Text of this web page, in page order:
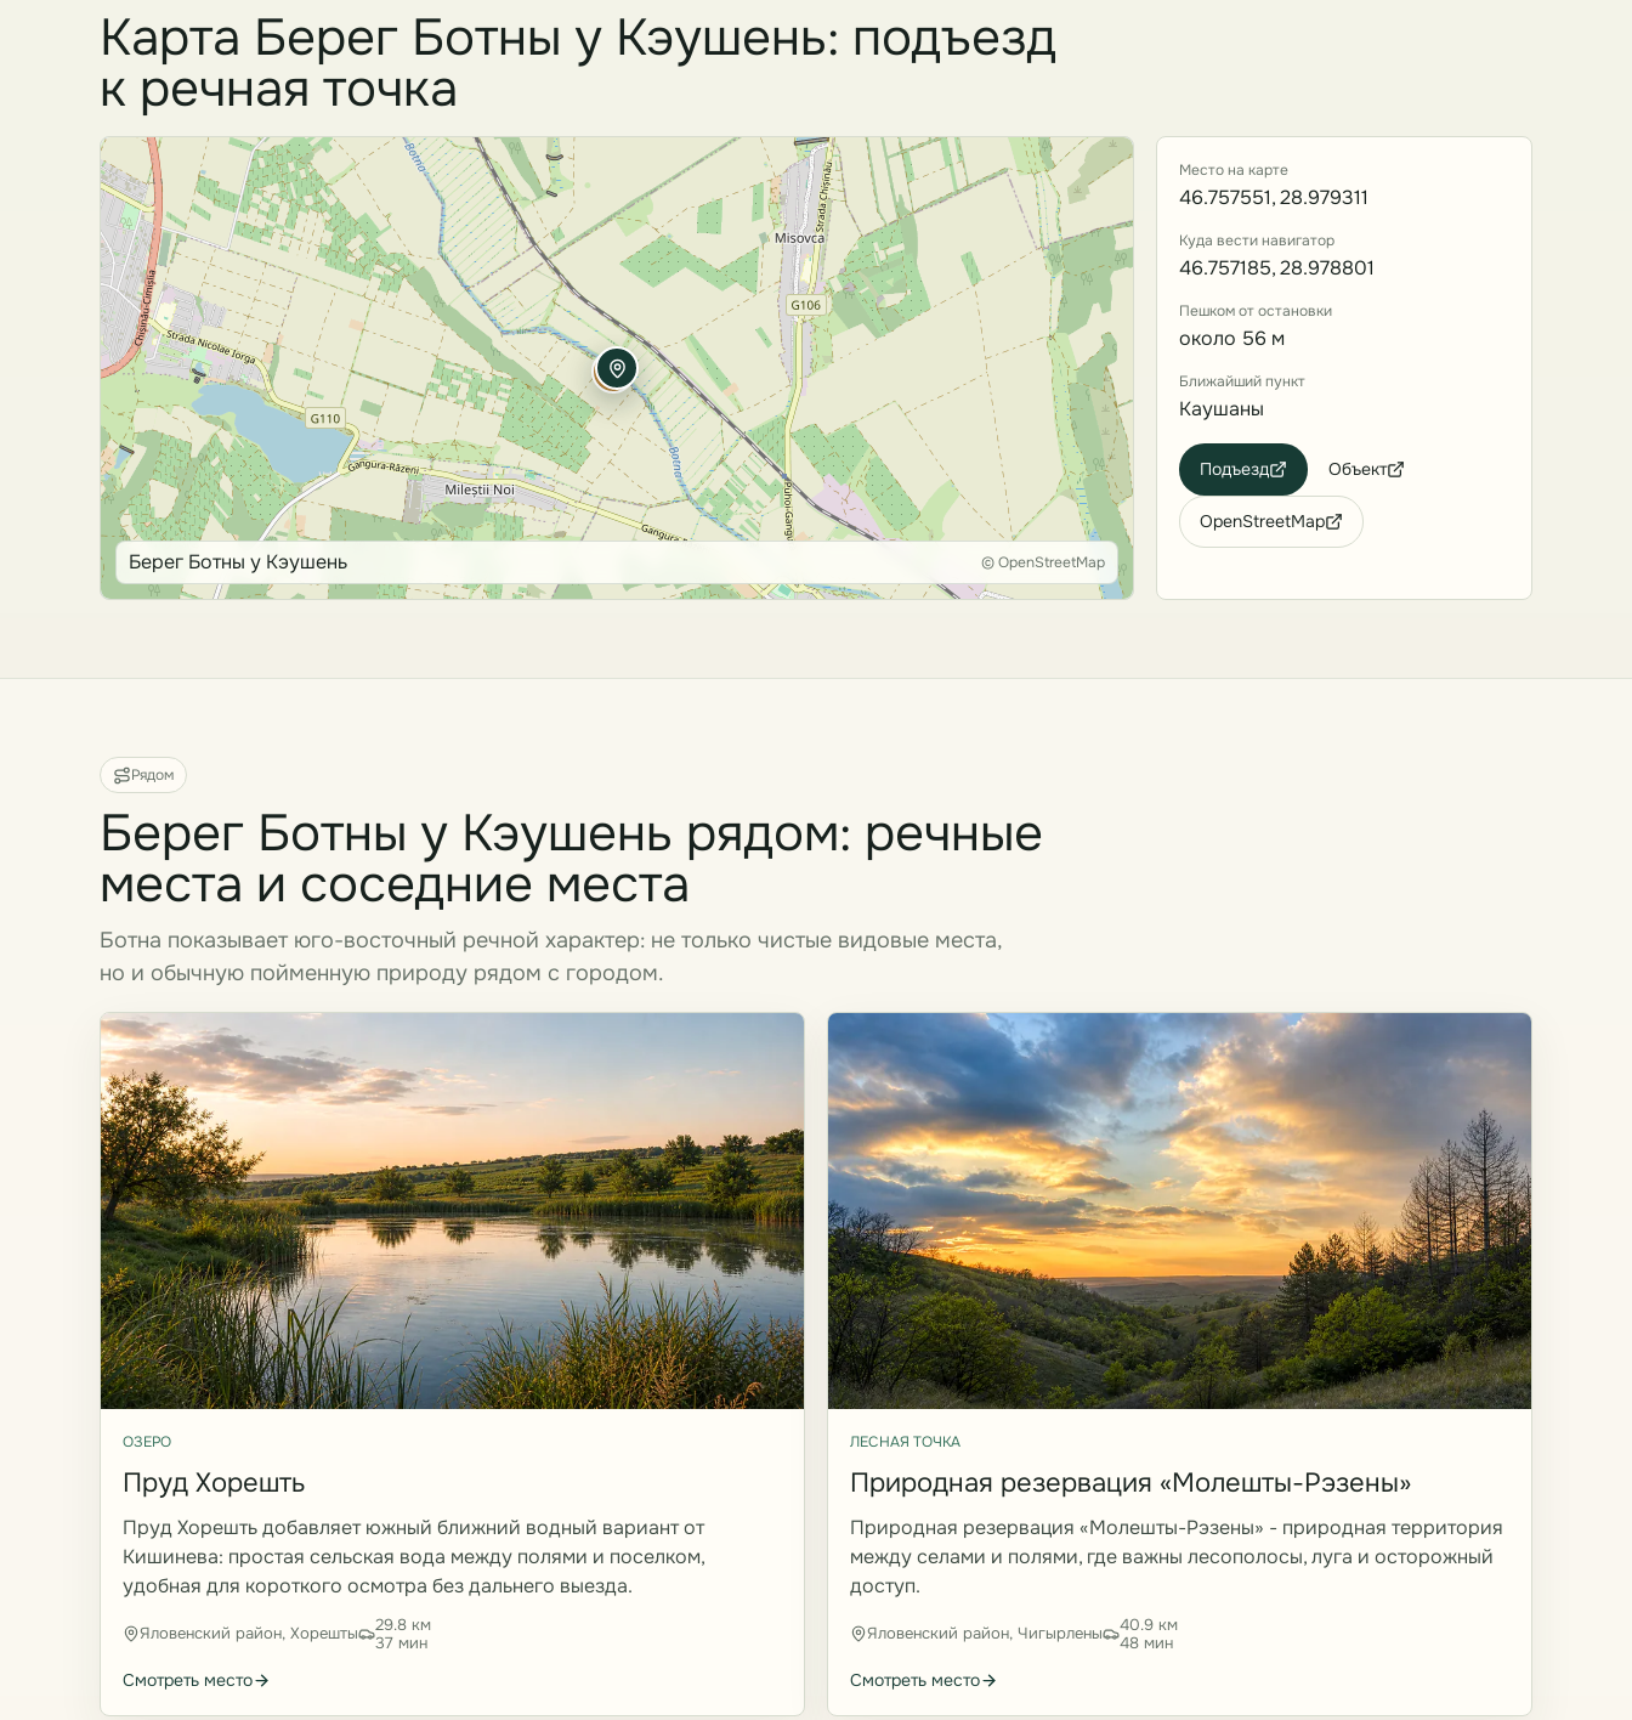
Карта Берег Ботны у Кэушень: подъезд
к речная точка
Берег Ботны у Кэушень © OpenStreetMap
Место на карте
46.757551, 28.979311
Куда вести навигатор
46.757185, 28.978801
Пешком от остановки
около 56 м
Ближайший пункт
Каушаны
Подъезд Объект
OpenStreetMap
Рядом
Берег Ботны у Кэушень рядом: речные
места и соседние места
Ботна показывает юго-восточный речной характер: не только чистые видовые места,
но и обычную пойменную природу рядом с городом.
ОЗЕРО
Пруд Хорешть
Пруд Хорешть добавляет южный ближний водный вариант от
Кишинева: простая сельская вода между полями и поселком,
удобная для короткого осмотра без дальнего выезда.
Яловенский район, Хорешты
29.8 км
37 мин
Смотреть место
ЛЕСНАЯ ТОЧКА
Природная резервация «Молешты-Рэзены»
Природная резервация «Молешты-Рэзены» - природная территория
между селами и полями, где важны лесополосы, луга и осторожный
доступ.
Яловенский район, Чигырлены
40.9 км
48 мин
Смотреть место